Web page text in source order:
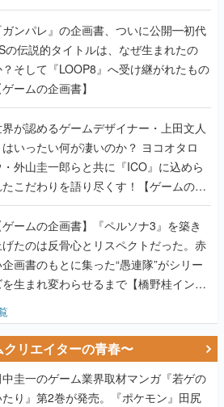
ガンパレ』の企画書、ついに公開━初代
の伝説的タイトルは、なぜ生まれたの
そして『LOOP8』へ受け継がれたもの
ゲームの企画書】
が認めるゲームデザイナー・上田文人
はいったい何が凄いのか？ ヨコオタロ
・外山圭一郎らと共に『ICO』に込めら
こだわりを語り尽くす！【ゲームの企
】
ゲームの企画書】『ペルソナ3』を築き
たのは反骨心とリスペクトだった。赤
企画書のもとに集った“愚連隊”がシリー
を生まれ変わらせるまで【橋野桂インタ
ビュー】
リエイターの青春〜
中圭一のゲーム業界取材マンガ『若ゲの
たり』第2巻が発売。『ポケモン』田尻